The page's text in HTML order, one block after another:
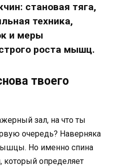
становая тяга,
техника,
и меры
роста мышц.
твоего
зал, на что ты
очередь? Наверняка
Но именно спина
который определяет